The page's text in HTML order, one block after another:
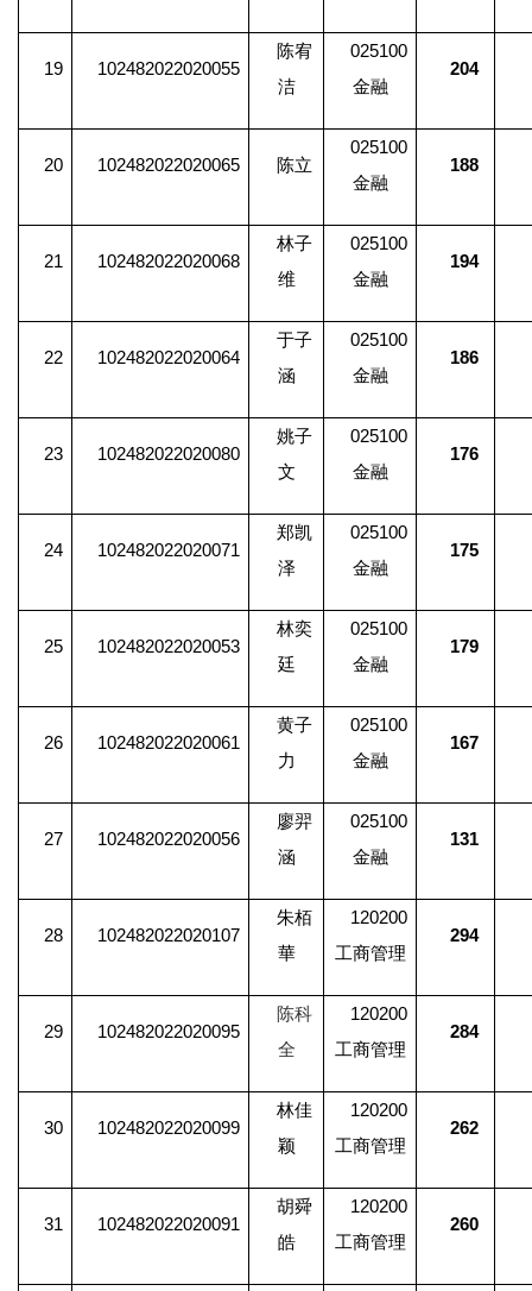
19 102482022020055
陈宥
洁
025100
金融
204
20 102482022020065 陈立
025100
金融
188
21 102482022020068
林子
维
025100
金融
194
22 102482022020064
于子
涵
025100
金融
186
23 102482022020080
姚子
文
025100
金融
176
24 102482022020071
郑凯
泽
025100
金融
175
25 102482022020053
林奕
廷
025100
金融
179
26 102482022020061
黄子
力
025100
金融
167
27 102482022020056
廖羿
涵
025100
金融
131
28 102482022020107
朱栢
華
120200
工商管理
294
29 102482022020095
陈科
全
120200
工商管理
284
30 102482022020099
林佳
颖
120200
工商管理
262
31 102482022020091
胡舜
皓
120200
工商管理
260